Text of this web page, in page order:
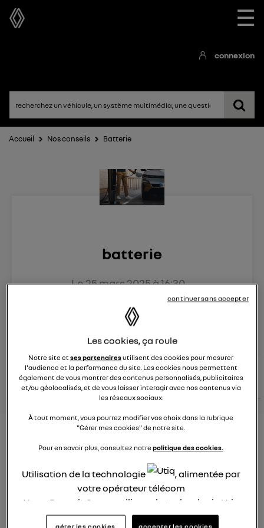
☰
connexion
Accueil Nos conseils Batterie
batterie
Le25 mars 2025à16:30
RENAULT
posez une question
conseils Renault
consultez les
conseils
similaires
voir tous les
conseils
Aides aux frais installation d'une
borne de recharge
Elena42
17:24
Existe t-il des aides pour faire installer une borne de
recharge à domicile ?
Les cookies, ça roule
Notre site etses partenairesutilisent des cookies pour mesurer
l'audience et la performance du site. Les cookies nous permettent
également de vous montrer des contenus personnalisés, publicitaires
et/ou géolocalisés, et de vous laisser interagir avec nos contenus via
les réseaux sociaux.
À tout moment, vous pourrez modifier vos choix dans la rubrique
"Gérer mes cookies" de notre site.
Pour en savoir plus, consultez notrepolitique des cookies.
Utilisation de la technologie
, alimentée par
votre opérateur télécom
Nous, Renault Group, utilisons la technologie Utiq
pour nos activités digitales (telles que décrites
continuer sans accepter